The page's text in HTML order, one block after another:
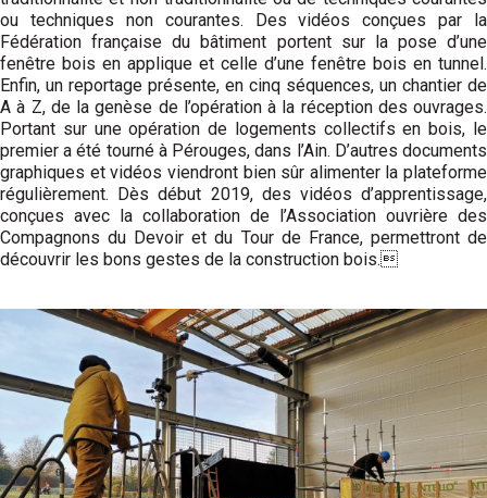
ou techniques non courantes. Des vidéos conçues par la
Fédération française du bâtiment portent sur la pose d’une
fenêtre bois en applique et celle d’une fenêtre bois en tunnel.
Enfin, un reportage présente, en cinq séquences, un chantier de
A à Z, de la genèse de l’opération à la réception des ouvrages.
Portant sur une opération de logements collectifs en bois, le
premier a été tourné à Pérouges, dans l’Ain. D’autres documents
graphiques et vidéos viendront bien sûr alimenter la plateforme
régulièrement. Dès début 2019, des vidéos d’apprentissage,
conçues avec la collaboration de l’Association ouvrière des
Compagnons du Devoir et du Tour de France, permettront de
découvrir les bons gestes de la construction bois.